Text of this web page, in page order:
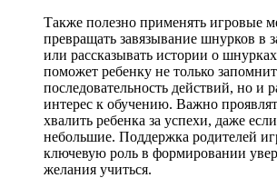
Также полезно применять игровые
превращать завязывание шнурков в
или рассказывать истории о
поможет ребенку не только
последовательность действий, но и
интерес к обучению. Важно
хвалить ребенка за успехи, даже
небольшие. Поддержка родителей
ключевую роль в формировании
желания учиться.